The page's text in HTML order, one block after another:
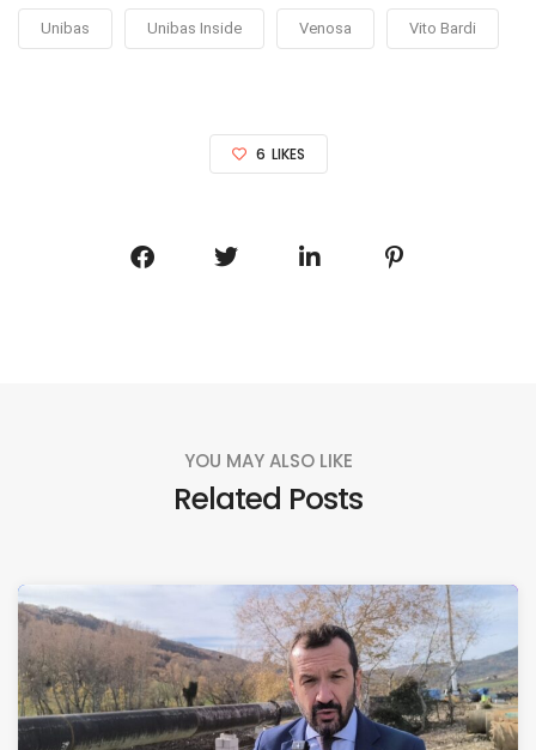
Unibas Unibas Inside Venosa Vito Bardi
6 LIKES
YOU MAY ALSO LIKE
Related Posts